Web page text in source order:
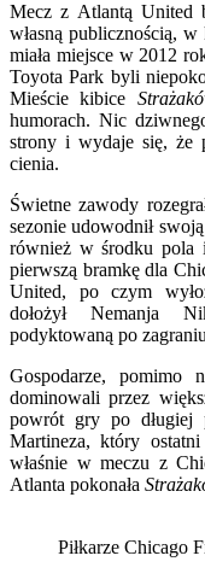
Mecz z Atlantą United
własną publicznością,
miała miejsce w 2012
Toyota Park byli
Mieście kibice
humorach. Nic
strony i wydaje się, że
cienia.
Świetne zawody
sezonie udowodnił
również w środku pola
pierwszą bramkę dla
United, po czym
dołożył Nemanja
podyktowaną po
Gospodarze, pomimo
dominowali przez
powrót gry po długiej
Martineza, który
właśnie w meczu z
Atlanta pokonała
Piłkarze Chicago